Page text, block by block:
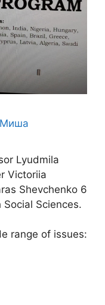
Lyudmila
Victoriia
Shevchenko 6
Sciences.
range of issues: